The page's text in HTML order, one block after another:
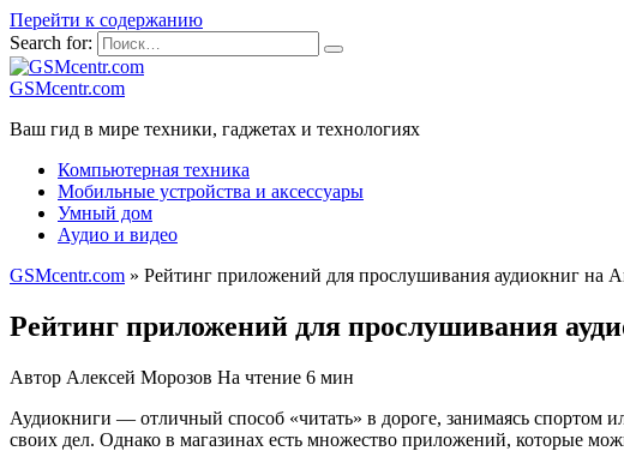
Перейти к содержанию
Search for:
GSMcentr.com
Ваш гид в мире техники, гаджетах и технологиях
Компьютерная техника
Мобильные устройства и аксессуары
Умный дом
Аудио и видео
GSMcentr.com » Рейтинг приложений для прослушивания аудиокниг на
Рейтинг приложений для прослушивания
Автор Алексей Морозов На чтение 6 мин
Аудиокниги — отличный способ «читать» в дороге, занимаясь спортом
своих дел. Однако в магазинах есть множество приложений, которые